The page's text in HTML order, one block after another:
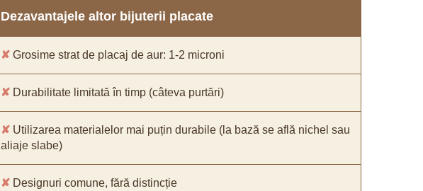
Dezavantajele altor bijuterii placate
✘ Grosime strat de placaj de aur: 1-2 microni
✘ Durabilitate limitată în timp (câteva purtări)
✘ Utilizarea materialelor mai puțin durabile (la bază se află nichel sau
aliaje slabe)
✘ Designuri comune, fără distincție